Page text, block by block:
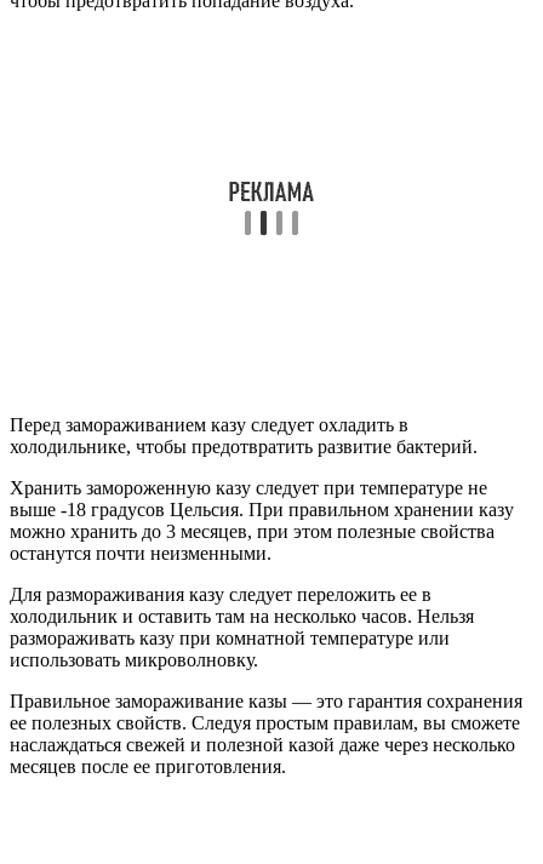
Перед замораживанием казу следует охладить в
холодильнике, чтобы предотвратить развитие бактерий.
Хранить замороженную казу следует при температуре не
выше -18 градусов Цельсия. При правильном хранении казу
можно хранить до 3 месяцев, при этом полезные свойства
останутся почти неизменными.
Для размораживания казу следует переложить ее в
холодильник и оставить там на несколько часов. Нельзя
размораживать казу при комнатной температуре или
использовать микроволновку.
Правильное замораживание казы — это гарантия сохранения
ее полезных свойств. Следуя простым правилам, вы сможете
наслаждаться свежей и полезной казой даже через несколько
месяцев после ее приготовления.